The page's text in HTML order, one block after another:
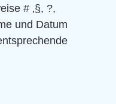
# ‚§, ?,
und Datum